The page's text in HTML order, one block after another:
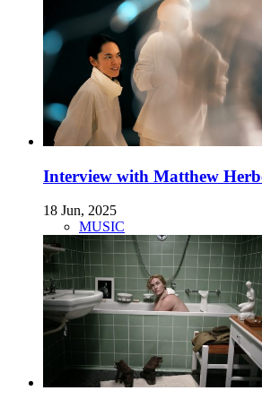
Interview with Matthew
18 Jun, 2025
MUSIC